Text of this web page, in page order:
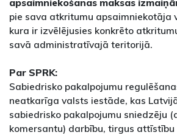
pie sava atkritumu apsaimniekotāja
kura ir izvēlējusies konkrēto
savā administratīvajā teritorijā.
Par SPRK:
Sabiedrisko pakalpojumu
neatkarīga valsts iestāde, kas
sabiedrisko pakalpojumu sniedzēju
komersantu) darbību, tirgus attīstību